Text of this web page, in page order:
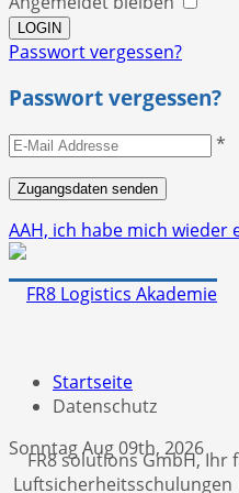
Passwort vergessen?
Passwort vergessen?
*
AAH, ich habe mich wieder
FR8 solutions GmbH,
Startseite
Datenschutz
Sonntag Aug 09th, 2026